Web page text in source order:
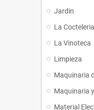
Jardin
La Cocteleria
La Vinoteca
Limpieza
Maquinaria
Maquinaria
Material